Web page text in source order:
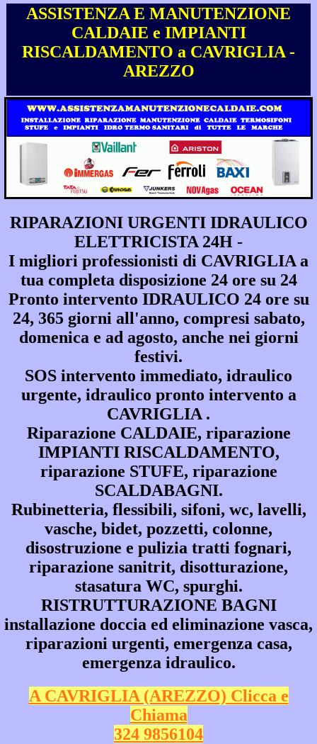
ASSISTENZA E MANUTENZIONE
CALDAIE e IMPIANTI
RISCALDAMENTO a CAVRIGLIA -
AREZZO
RIPARAZIONI URGENTI IDRAULICO
ELETTRICISTA 24H -
I migliori professionisti di CAVRIGLIA a
tua completa disposizione 24 ore su 24
Pronto intervento IDRAULICO 24 ore su
24, 365 giorni all'anno, compresi sabato,
domenica e ad agosto, anche nei giorni
festivi.
SOS intervento immediato, idraulico
urgente, idraulico pronto intervento a
CAVRIGLIA .
Riparazione CALDAIE, riparazione
IMPIANTI RISCALDAMENTO,
riparazione STUFE, riparazione
SCALDABAGNI.
Rubinetteria, flessibili, sifoni, wc, lavelli,
vasche, bidet, pozzetti, colonne,
disostruzione e pulizia tratti fognari,
riparazione sanitrit, disotturazione,
stasatura WC, spurghi.
RISTRUTTURAZIONE BAGNI
installazione doccia ed eliminazione vasca,
riparazioni urgenti, emergenza casa,
emergenza idraulico.
A CAVRIGLIA (AREZZO) Clicca e
Chiama
324 9856104